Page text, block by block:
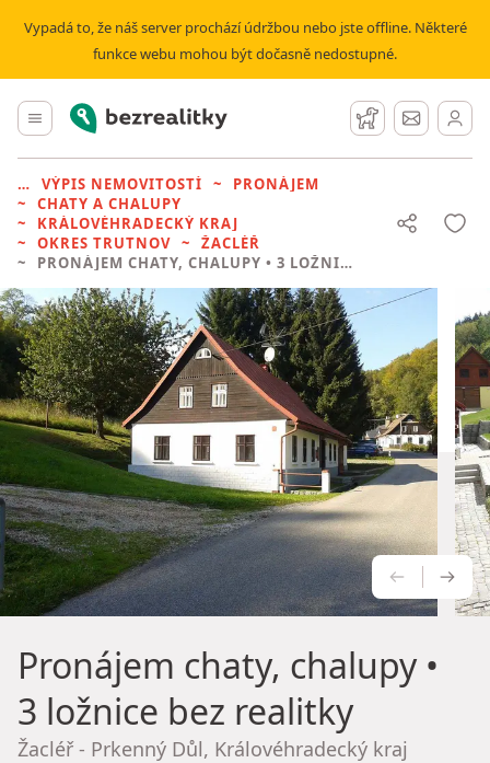
Vypadá to, že náš server prochází údržbou nebo jste offline. Některé
funkce webu mohou být dočasně nedostupné.
Hlavní menu
Bezrealitky Hlídací pes
Zprávy
VÝPIS NEMOVITOSTÍ
PRONÁJEM
CHATY A CHALUPY
KRÁLOVÉHRADECKÝ KRAJ
OKRES TRUTNOV
ŽACLÉŘ
PRONÁJEM CHATY, CHALUPY • 3 LOŽNICE BEZ REALITKY
Pronájem chaty, chalupy•
3 ložnice bez realitky
Žacléř - Prkenný Důl, Královéhradecký kraj